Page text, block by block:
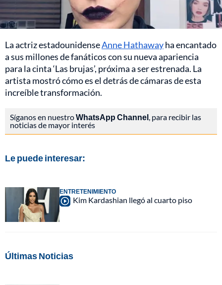
La actriz estadounidenseAnne Hathawayha encantado
a sus millones de fanáticos con su nueva apariencia
para la cinta ‘Las brujas’, próxima a ser estrenada. La
artista mostró cómo es el detrás de cámaras de esta
increíble transformación.
Síganos en nuestroWhatsApp Channel, para recibir las
noticias de mayor interés
Le puede interesar:
ENTRETENIMIENTO
Kim Kardashian llegó al cuarto piso
Últimas Noticias